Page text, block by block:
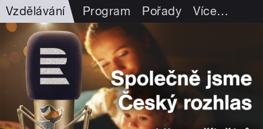
Vzdělávání Program Pořady Více…